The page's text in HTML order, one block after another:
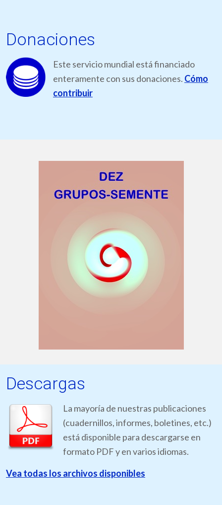
Donaciones
Este servicio mundial está financiado
enteramente con sus donaciones. Cómo
contribuir
Descargas
La mayoría de nuestras publicaciones
(cuadernillos, informes, boletines, etc.)
está disponible para descargarse en
formato PDF y en varios idiomas.
Vea todas los archivos disponibles